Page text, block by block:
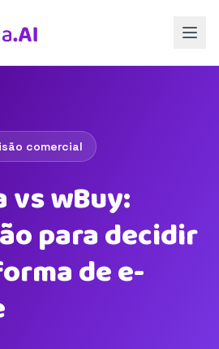
comercial
vs wBuy:
para decidir
de e-